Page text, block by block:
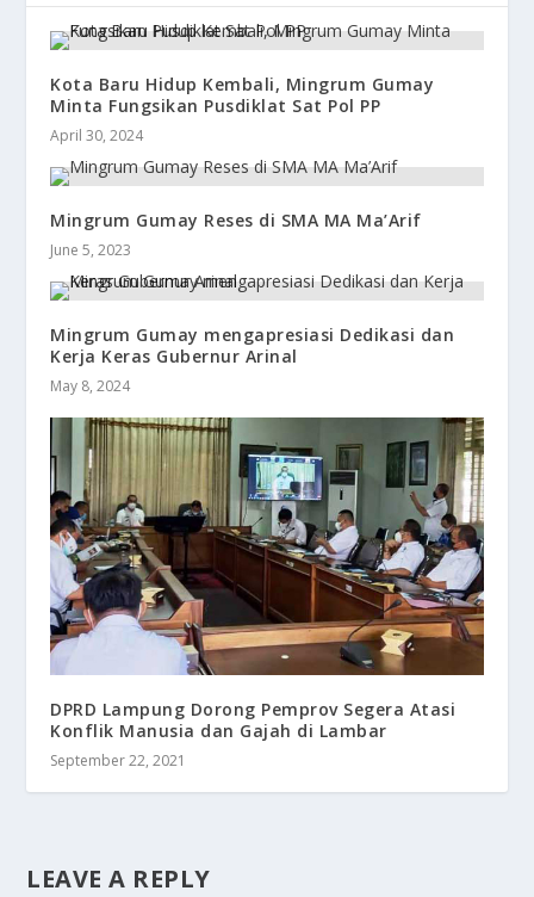
Kota Baru Hidup Kembali, Mingrum Gumay
Minta Fungsikan Pusdiklat Sat Pol PP
April 30, 2024
Mingrum Gumay Reses di SMA MA Ma’Arif
June 5, 2023
Mingrum Gumay mengapresiasi Dedikasi dan
Kerja Keras Gubernur Arinal
May 8, 2024
DPRD Lampung Dorong Pemprov Segera Atasi
Konflik Manusia dan Gajah di Lambar
September 22, 2021
LEAVE A REPLY